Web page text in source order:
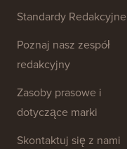
Standardy Redakcyjne
Poznaj nasz zespół
redakcyjny
Zasoby prasowe i
dotyczące marki
Skontaktuj się z nami